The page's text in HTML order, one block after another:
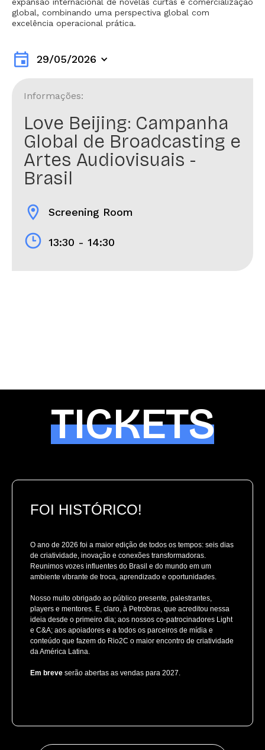
global, combinando uma perspectiva global com
excelência operacional prática.
event 29/05/2026
Informações:
Love Beijing: Campanha
Global de Broadcasting e
Artes Audiovisuais -
Brasil
location_on Screening Room
13:30 - 14:30
TICKETS
FOI HISTÓRICO!
O ano de 2026 foi a maior edição de todos os tempos: seis dias
de criatividade, inovação e conexões transformadoras.
Reunimos vozes influentes do Brasil e do mundo em um
ambiente vibrante de troca, aprendizado e oportunidades.
Nosso muito obrigado ao público presente, palestrantes,
players e mentores. E, claro, à Petrobras, que acreditou nessa
ideia desde o primeiro dia; aos nossos co-patrocinadores Light
e C&A; aos apoiadores e a todos os parceiros de mídia e
conteúdo que fazem do Rio2C o maior encontro de criatividade
da América Latina.
Em breve serão abertas as vendas para 2027.